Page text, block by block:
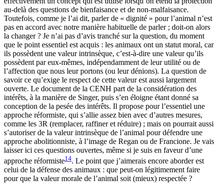
au-delà des questions de bienfaisance et de non-malfaisance.
Toutefois, comme je l’ai dit, parler de « dignité » pour l’animal n’est
pas en accord avec notre manière habituelle de parler ; doit-on alors
la changer ? Je n’ai pas d’avis tranché sur la question, du moment
que le point essentiel est acquis : les animaux ont un statut moral, car
ils possèdent une valeur intrinsèque, c’est-à-dire une valeur qu’ils
possèdent par eux-mêmes, indépendamment de leur utilité ou de
l’affection que nous leur portons (ou leur dénions). La question de
savoir ce qu’exige le respect de cette valeur est aussi largement
ouverte. Le document de la CENH part de la considération des
intérêts, à la manière de Singer, puis s’en éloigne étant donné sa
conception de la pesée des intérêts. Il propose pour l’essentiel une
approche réformiste, qui s’allie assez bien avec d’autres mesures,
comme les 3R (remplacer, raffiner et réduire) ; mais on pourrait aussi
s’autoriser de la valeur intrinsèque de l’animal pour défendre une
approche abolitionniste, à l’image de Regan ou de Francione. Je vais
laisser ici ces questions ouvertes, même si je suis en faveur d’une
approche réformiste14. Le point que j’aimerais encore aborder est
celui de la défense des animaux : que peut-on légitimement faire
pour que la valeur morale de l’animal soit (mieux) respectée ?